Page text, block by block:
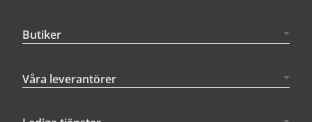
Butiker
Våra leverantörer